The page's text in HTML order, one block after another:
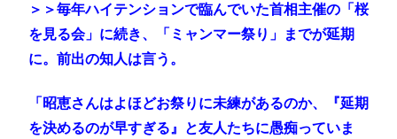
＞＞毎年ハイテンションで臨んでいた首相主催の「桜
を見る会」に続き、「ミャンマー祭り」までが延期
に。前出の知人は言う。
「昭恵さんはよほどお祭りに未練があるのか、『延期
を決めるのが早すぎる』と友人たちに愚痴っていま